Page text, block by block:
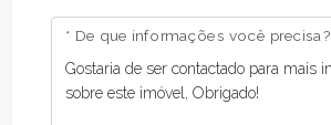
* De que informações você precisa?